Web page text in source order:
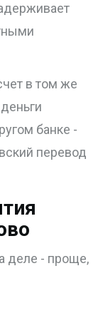
в том же
банке -
перевод
деле - проще,